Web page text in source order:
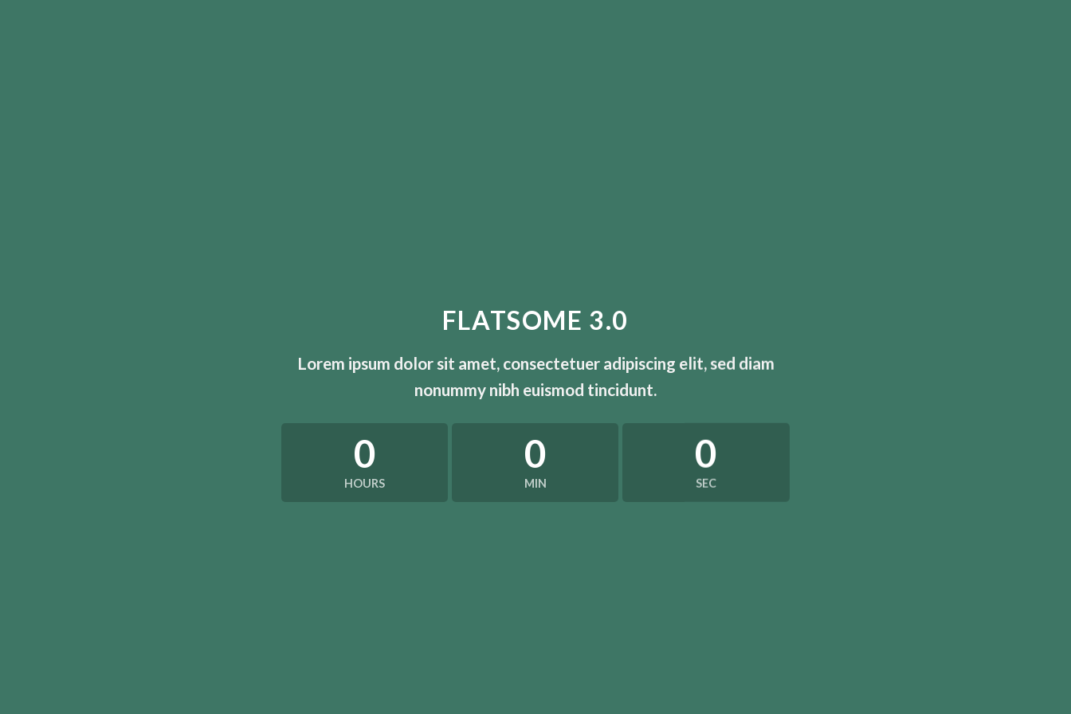
FLATSOME 3.0
Lorem ipsum dolor sit amet, consectetuer adipiscing elit, sed diam
nonummy nibh euismod tincidunt.
0
HOURS
0
MIN
0
SEC